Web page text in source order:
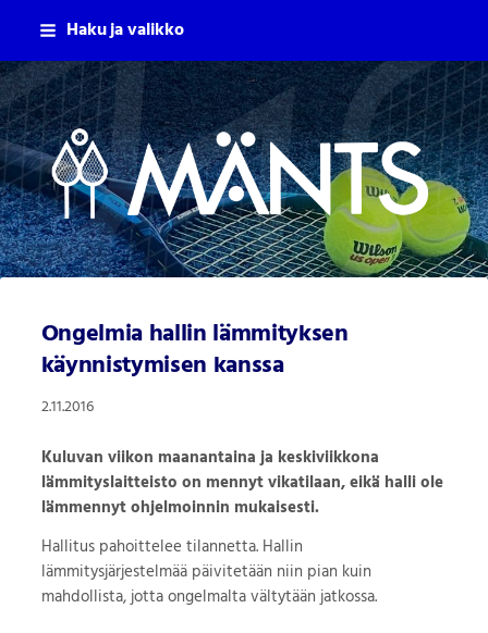
Siirry
sisältöön
Haku ja valikko
Mäntsälän Tennisseura Ry
Ongelmia hallin lämmityksen
käynnistymisen kanssa
2.11.2016
Kuluvan viikon maanantaina ja keskiviikkona
lämmityslaitteisto on mennyt vikatilaan, eikä halli ole
lämmennyt ohjelmoinnin mukaisesti.
Hallitus pahoittelee tilannetta. Hallin
lämmitysjärjestelmää päivitetään niin pian kuin
mahdollista, jotta ongelmalta vältytään jatkossa.